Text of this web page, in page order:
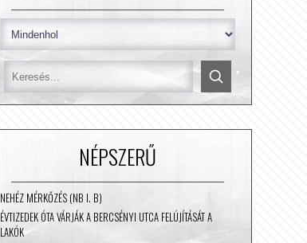
NÉPSZERŰ
NEHÉZ MÉRKŐZÉS (NB I. B)
ÉVTIZEDEK ÓTA VÁRJÁK A BERCSÉNYI UTCA FELÚJÍTÁSÁT A
LAKÓK